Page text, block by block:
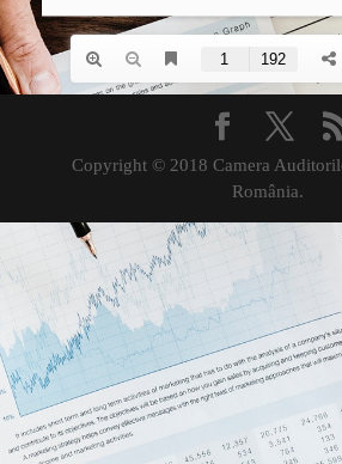
Copyright © 2018 Camera
România.